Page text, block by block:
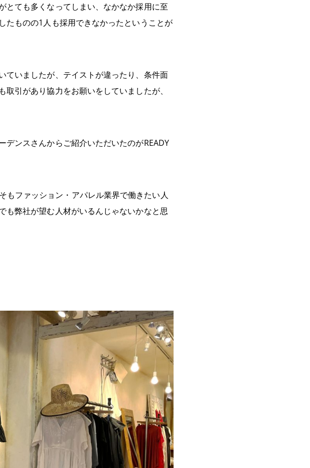
とても多くなってしまい、なかなか採用に至
たものの1人も採用できなかったということが
ていましたが、テイストが違ったり、条件面
引があり協力をお願いをしていましたが、
ンスさんからご紹介いただいたのがREADY
もファッション・アパレル業界で働きたい人
も弊社が望む人材がいるんじゃないかなと思